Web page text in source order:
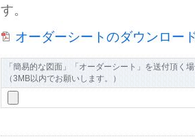
す。
オーダーシートのダウンロー
「簡易的な図面」「オーダーシート」を送付頂く
（3MB以内でお願いします。）